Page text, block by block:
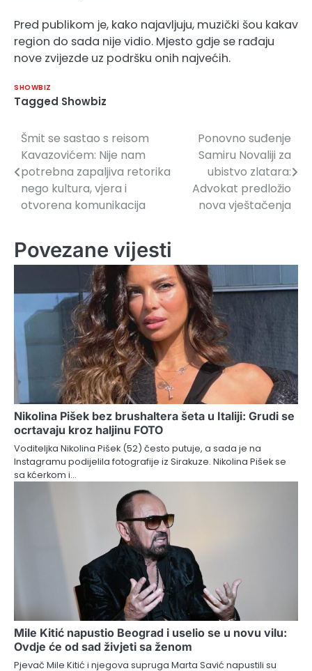
Pred publikom je, kako najavljuju, muzički šou kakav
region do sada nije vidio. Mjesto gdje se rađaju
nove zvijezde uz podršku onih najvećih.
SHOWBIZ
Tagged Showbiz
Navigacija
članaka
Šmit se sastao s reisom
Kavazovićem: Nije nam
potrebna zapaljiva retorika
nego kultura, vjera i
otvorena komunikacija
Ponovno suđenje
Samiru Novaliji za
ubistvo zlatara:
Advokat predložio
nova vještačenja
Povezane vijesti
Nikolina Pišek bez brushaltera šeta u Italiji: Grudi se
ocrtavaju kroz haljinu FOTO
Voditeljka Nikolina Pišek (52) često putuje, a sada je na
Instagramu podijelila fotografije iz Sirakuze. Nikolina Pišek se
sa kćerkom i…
Mile Kitić napustio Beograd i uselio se u novu vilu:
Ovdje će od sad živjeti sa ženom
Pjevač Mile Kitić i njegova supruga Marta Savić napustili su